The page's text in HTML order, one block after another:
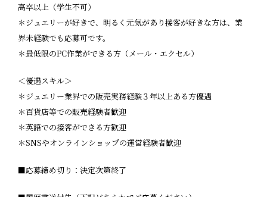
高卒以上（学生不可）
＊ジュエリーが好きで、明るく元気があり接客が好きな方は、業
界未経験でも応募可です。
＊最低限のPC作業ができる方（メール・エクセル）
＜優遇スキル＞
＊ジュエリー業界での販売実務経験３年以上ある方優遇
＊百貨店等での販売経験者歓迎
＊英語での接客ができる方歓迎
＊SNSやオンラインショップの運営経験者歓迎
■応募締め切り：決定次第終了